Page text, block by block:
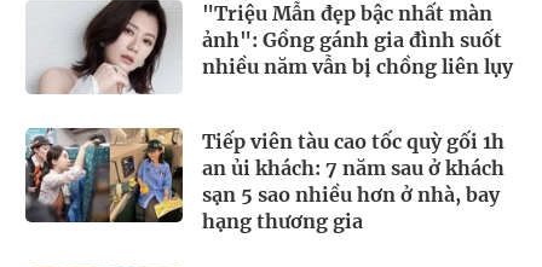
"Triệu Mẫn đẹp bậc nhất màn
ảnh": Gồng gánh gia đình suốt
nhiều năm vẫn bị chồng liên lụy
Tiếp viên tàu cao tốc quỳ gối 1h
an ủi khách: 7 năm sau ở khách
sạn 5 sao nhiều hơn ở nhà, bay
hạng thương gia